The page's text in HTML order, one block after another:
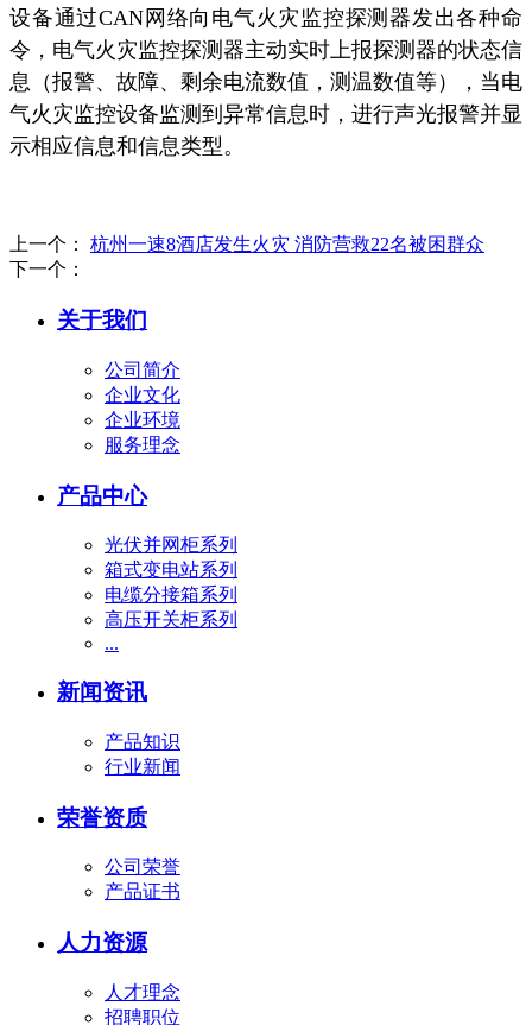
设备通过CAN网络向电气火灾监控探测器发出各种命
令，电气火灾监控探测器主动实时上报探测器的状态信
息（报警、故障、剩余电流数值，测温数值等），当电
气火灾监控设备监测到异常信息时，进行声光报警并显
示相应信息和信息类型。
上一个：
杭州一速8酒店发生火灾 消防营救22名被困群众
下一个：
关于我们
公司简介
企业文化
企业环境
服务理念
产品中心
光伏并网柜系列
箱式变电站系列
电缆分接箱系列
高压开关柜系列
...
新闻资讯
产品知识
行业新闻
荣誉资质
公司荣誉
产品证书
人力资源
人才理念
招聘职位